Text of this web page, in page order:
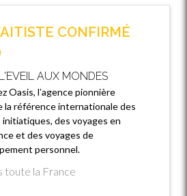
CONFIRMÉ
AUX MONDES
Oasis, lʼagence pionnière
la référence internationale des
initiatiques, des voyages en
et des voyages de
personnel.
toute la France